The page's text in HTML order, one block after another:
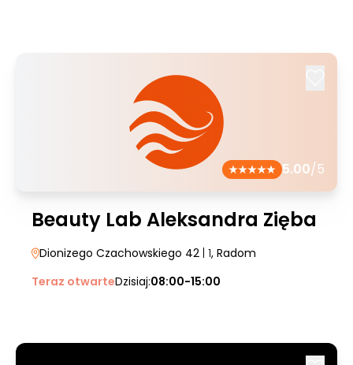
5.00/5
Beauty Lab Aleksandra Zięba
Dionizego Czachowskiego 42 | 1, Radom
Teraz otwarteDzisiaj:08:00-15:00